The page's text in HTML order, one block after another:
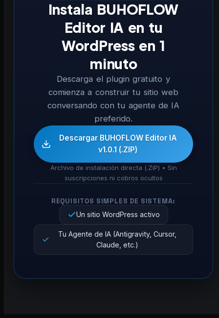
Instala BUHOFLOW
Editor IA en tu
WordPress en 1
minuto
Descarga el plugin gratuito y
comienza a construir tu sitio web
conversando con tu agente de IA
preferido.
Descargar BUHOFLOW Editor IA
v1.0.1 (.ZIP)
Archivo de instalación directa (.ZIP) • Sin
suscripciones ni cobros ocultos
REQUISITOS SIMPLES DE SISTEMA:
Un sitio WordPress activo
Tu Agente de IA (Antigravity, Cursor,
Claude, etc.)